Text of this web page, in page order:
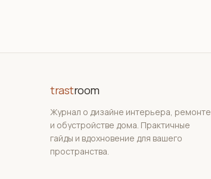
trastroom
Журнал о дизайне интерьера, ремонте
и обустройстве дома. Практичные
гайды и вдохновение для вашего
пространства.